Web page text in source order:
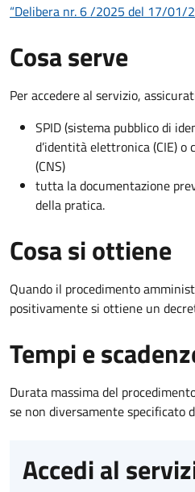
“Delibera nr. 6 /2025 del 17/01/
Cosa serve
Per accedere al servizio,
SPID (sistema pubblico di
d’identità elettronica (CIE)
(CNS)
tutta la documentazione
della pratica.
Cosa si ottiene
Quando il procedimento
positivamente si ottiene un
Tempi e
Durata massima del
se non diversamente specificato
Accedi al